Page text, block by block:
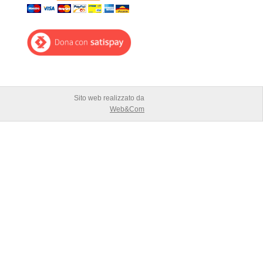
Sito web realizzato da
Web&Com